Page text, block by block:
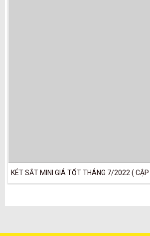
KÉT SẮT MINI GIÁ TỐT THÁNG 7/2022 ( CẬP